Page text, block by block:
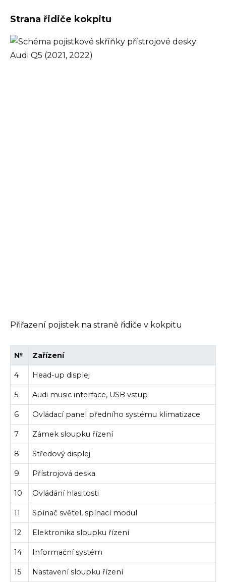
Strana řidiče kokpitu
Přiřazení pojistek na straně řidiče v kokpitu
№ Zařízení
4 Head-up displej
5 Audi music interface, USB vstup
6 Ovládací panel předního systému klimatizace
7 Zámek sloupku řízení
8 Středový displej
9 Přístrojová deska
10 Ovládání hlasitosti
11 Spínač světel, spínací modul
12 Elektronika sloupku řízení
14 Informační systém
15 Nastavení sloupku řízení